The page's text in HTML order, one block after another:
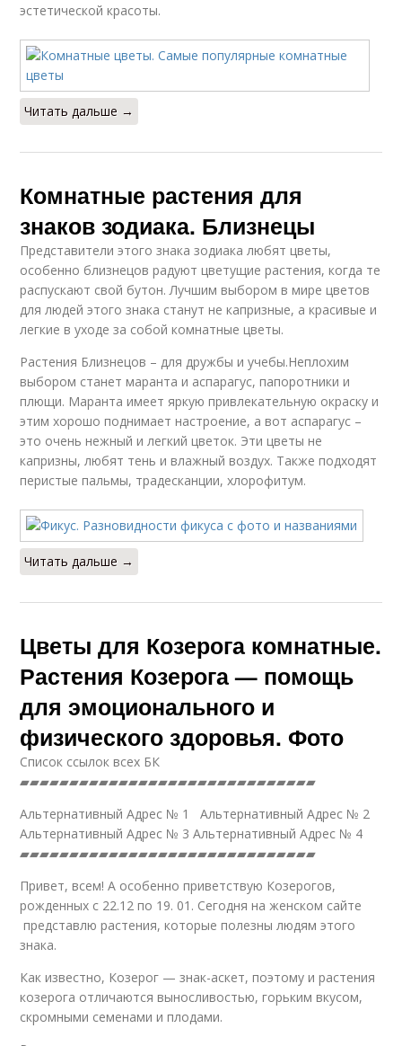
эстетической красоты.
Читать дальше →
Комнатные растения для
знаков зодиака. Близнецы
Представители этого знака зодиака любят цветы,
особенно близнецов радуют цветущие растения, когда те
распускают свой бутон. Лучшим выбором в мире цветов
для людей этого знака станут не капризные, а красивые и
легкие в уходе за собой комнатные цветы.
Растения Близнецов – для дружбы и учебы.Неплохим
выбором станет маранта и аспарагус, папоротники и
плющи. Маранта имеет яркую привлекательную окраску и
этим хорошо поднимает настроение, а вот аспарагус –
это очень нежный и легкий цветок. Эти цветы не
капризны, любят тень и влажный воздух. Также подходят
перистые пальмы, традесканции, хлорофитум.
Читать дальше →
Цветы для Козерога комнатные.
Растения Козерога — помощь
для эмоционального и
физического здоровья. Фото
Список ссылок всех БК
▰▰▰▰▰▰▰▰▰▰▰▰▰▰▰▰▰▰▰▰▰▰▰▰▰▰▰▰▰▰
Альтернативный Адрес № 1 Альтернативный Адрес № 2
Альтернативный Адрес № 3 Альтернативный Адрес № 4
▰▰▰▰▰▰▰▰▰▰▰▰▰▰▰▰▰▰▰▰▰▰▰▰▰▰▰▰▰▰
Привет, всем! А особенно приветствую Козерогов,
рожденных с 22.12 по 19. 01. Сегодня на женском сайте
представлю растения, которые полезны людям этого
знака.
Как известно, Козерог — знак-аскет, поэтому и растения
козерога отличаются выносливостью, горьким вкусом,
скромными семенами и плодами.